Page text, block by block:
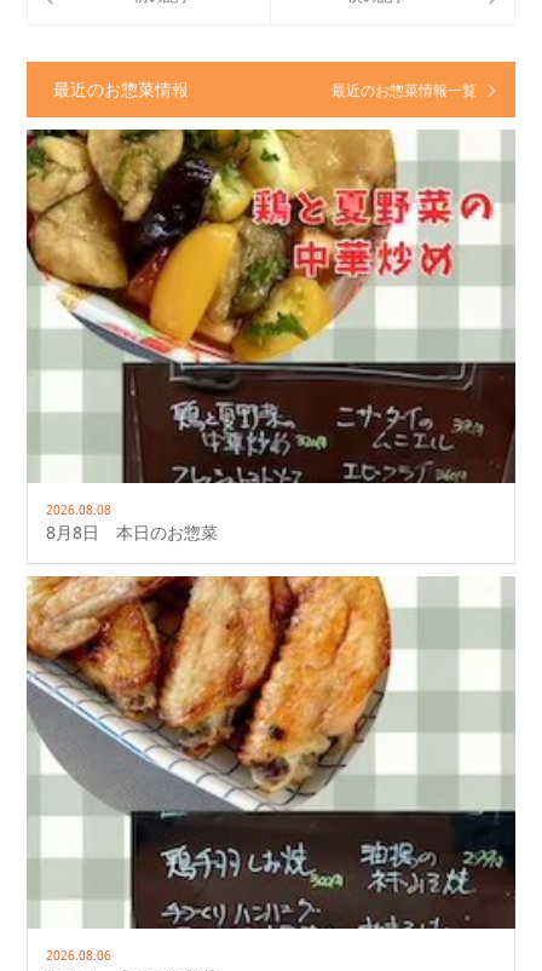
最近のお惣菜情報 最近のお惣菜情報一覧
2026.08.08
8月8日 本日のお惣菜
2026.08.06